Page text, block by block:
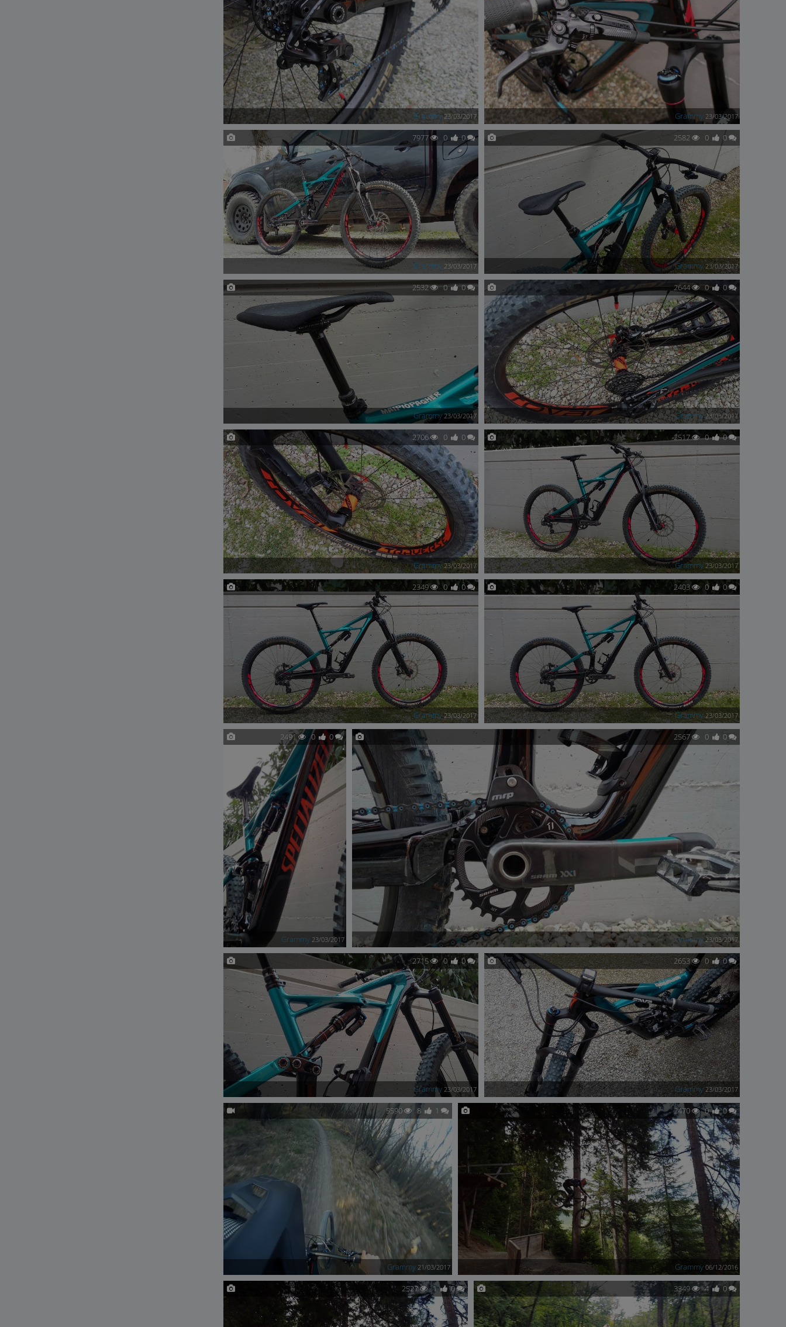
Grammy 23/03/2017 Grammy 23/03/2017
7977 0 0
Grammy 23/03/2017
2582 0 0
Grammy 23/03/2017
2532 0 0
Grammy 23/03/2017
2644 0 0
Grammy 23/03/2017
2706 0 0
Grammy 23/03/2017
2517 0 0
Grammy 23/03/2017
2349 0 0
Grammy 23/03/2017
2403 0 0
Grammy 23/03/2017
2491 0 0
Grammy 23/03/2017
2567 0 0
Grammy 23/03/2017
2715 0 0
Grammy 23/03/2017
2653 0 0
Grammy 23/03/2017
5590 8 1
Grammy 21/03/2017
2470 0 0
Grammy 06/12/2016
2527 1 0 3349 4 0